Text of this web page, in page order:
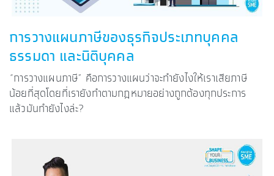
การวางแผนภาษีของธุรกิจประเภทบุคคล
ธรรมดา และนิติบุคคล
“การวางแผนภาษี” คือการวางแผนว่าจะทำยังไงให้เราเสียภาษี
น้อยที่สุดโดยที่เรายังทำตามกฎหมายอย่างถูกต้องทุกประการ
แล้วมันทำยังไงล่ะ?